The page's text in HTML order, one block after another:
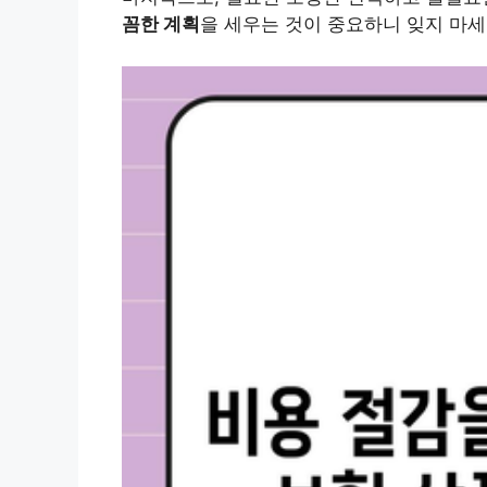
꼼한 계획 을 세우는 것이 중요하니 잊지 마